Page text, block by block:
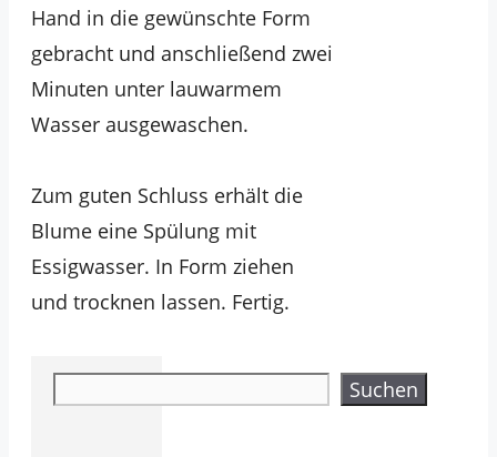
Hand in die gewünschte Form
gebracht und anschließend zwei
Minuten unter lauwarmem
Wasser ausgewaschen.
Zum guten Schluss erhält die
Blume eine Spülung mit
Essigwasser. In Form ziehen
und trocknen lassen. Fertig.
Suchen